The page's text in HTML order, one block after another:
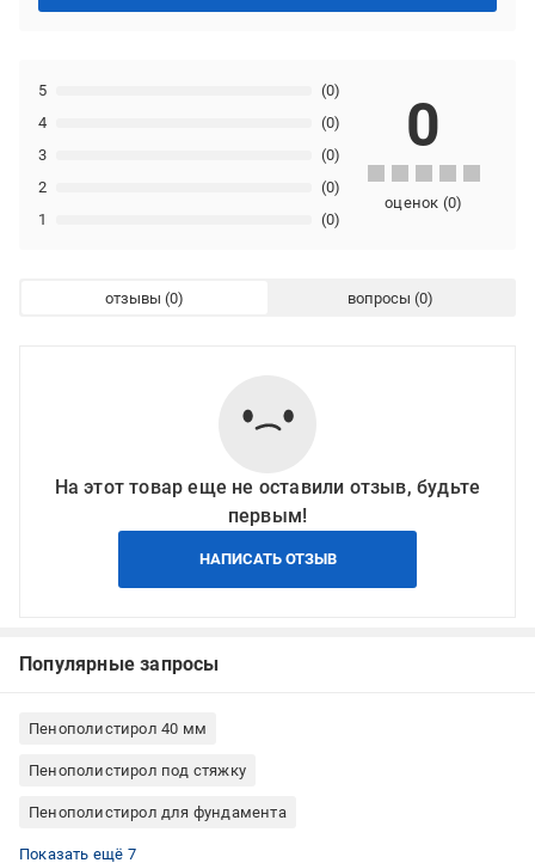
1 (0)
2 (0)
3 (0)
4 (0)
5 (0)
0
оценок (0)
отзывы вопросы
На этот товар еще не оставили отзыв, будьте
первым!
НАПИСАТЬ ОТЗЫВ
Популярные запросы
Пенополистирол 40 мм
Пенополистирол под стяжку
Пенополистирол для фундамента
Пенополистирол для стены
Пенополистирол для кровли (крыши)
Пенополистирол для фасада
Пенополистирол для теплоизоляции
Пенополистирол для теплого пола
Пенополистирол для пола
Пенополистирол для перекрытия
Показать ещё 7